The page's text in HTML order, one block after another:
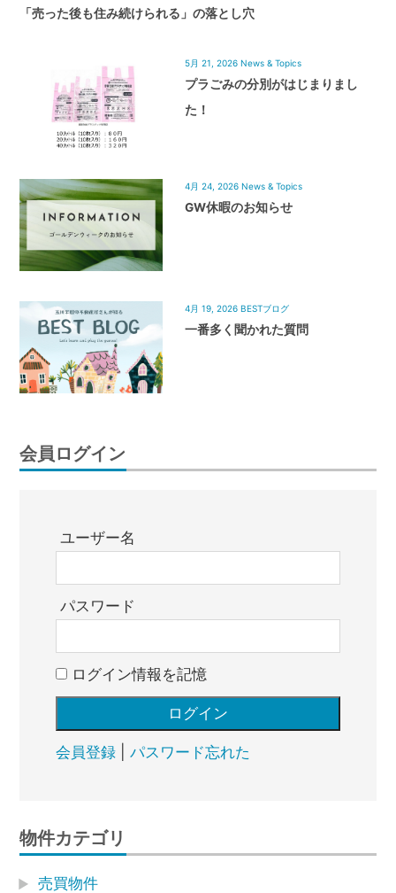
「売った後も住み続けられる」の落とし穴
5月 21, 2026 News & Topics
プラごみの分別がはじまりまし
た！
4月 24, 2026 News & Topics
GW休暇のお知らせ
4月 19, 2026 BESTブログ
一番多く聞かれた質問
会員ログイン
ユーザー名
パスワード
ログイン情報を記憶
会員登録| パスワード忘れた
物件カテゴリ
売買物件